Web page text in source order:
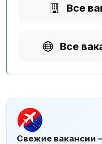
Все
Все
Свежие вакансии